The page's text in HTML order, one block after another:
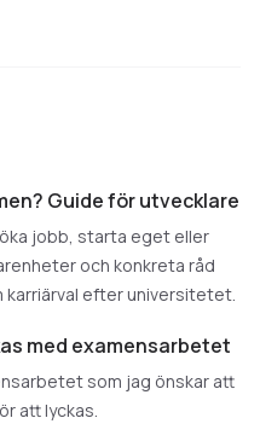
Guide för utvecklare
jobb, starta eget eller
och konkreta råd
efter universitetet.
med examensarbetet
som jag önskar att
att lyckas.